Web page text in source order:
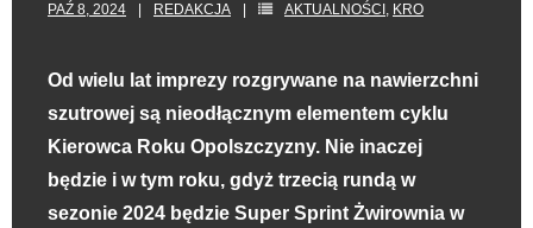
PAŹ 8, 2024 REDAKCJA AKTUALNOŚCI , KRO
Od wielu lat imprezy rozgrywane na nawierzchni
szutrowej są nieodłącznym elementem cyklu
Kierowca Roku Opolszczyzny. Nie inaczej
będzie i w tym roku, gdyż trzecią rundą w
sezonie 2024 będzie Super Sprint Żwirownia w